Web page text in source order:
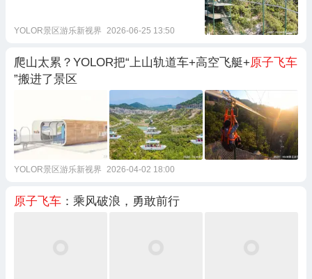
YOLOR景区游乐新视界 2026-06-25 13:50
爬山太累？YOLOR把“上山轨道车+高空飞艇+原子飞车
”搬进了景区
YOLOR景区游乐新视界 2026-04-02 18:00
原子飞车 ：乘风破浪，勇敢前行